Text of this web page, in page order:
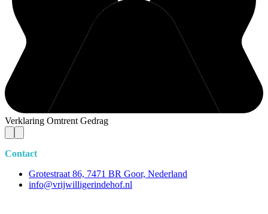
Verklaring Omtrent Gedrag
Contact
Grotestraat 86, 7471 BR Goor, Nederland
info@vrijwilligerindehof.nl